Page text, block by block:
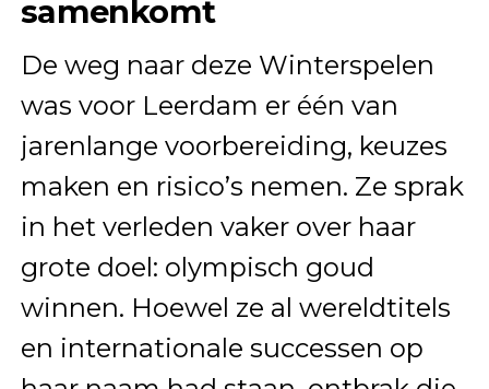
samenkomt
De weg naar deze Winterspelen
was voor Leerdam er één van
jarenlange voorbereiding, keuzes
maken en risico’s nemen. Ze sprak
in het verleden vaker over haar
grote doel: olympisch goud
winnen. Hoewel ze al wereldtitels
en internationale successen op